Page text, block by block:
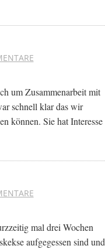
um Zusammenarbeit mit
schnell klar das wir
können. Sie hat Interesse
mal drei Wochen
aufgegessen sind und